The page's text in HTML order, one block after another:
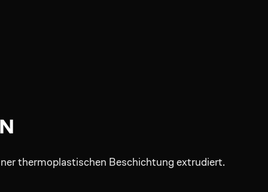
thermoplastischen Beschichtung extrudiert.